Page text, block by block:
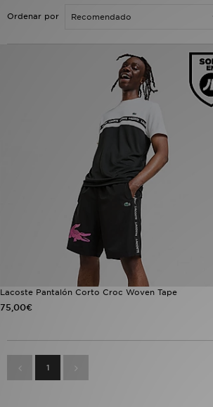
Ordenar por
Lacoste Pantalón Corto Croc Woven Tape
75,00€
1